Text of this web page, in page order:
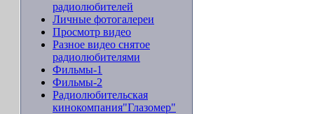
радиолюбителей
Личные фотогалереи
Просмотр видео
Разное видео снятое
радиолюбителями
Фильмы-1
Фильмы-2
Радиолюбительская
кинокомпания"Глазомер"